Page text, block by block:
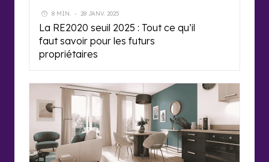
8 MIN. - 28 JANV. 2025
La RE2020 seuil 2025 : Tout ce qu’il
faut savoir pour les futurs
propriétaires